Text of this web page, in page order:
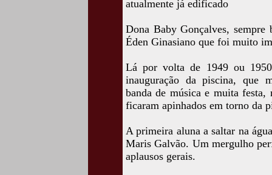
atualmente já edificado
Dona Baby Gonçalves, sempre
Éden Ginasiano que foi muito
Lá por volta de 1949 ou
inauguração da piscina, que
banda de música e muita festa,
ficaram apinhados em torno da
A primeira aluna a saltar na
Maris Galvão. Um mergulho
aplausos gerais.